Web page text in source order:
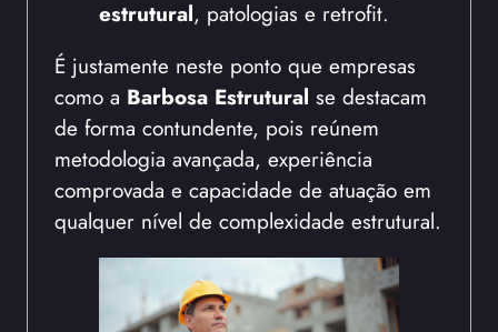
estrutural, patologias e retrofit.
É justamente neste ponto que empresas
como a Barbosa Estrutural se destacam
de forma contundente, pois reúnem
metodologia avançada, experiência
comprovada e capacidade de atuação em
qualquer nível de complexidade estrutural.